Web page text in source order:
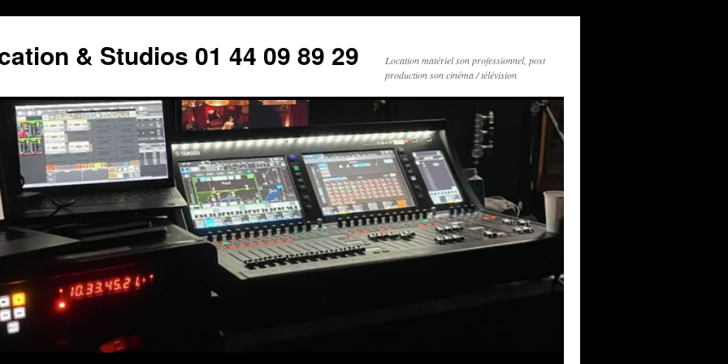
& Studios 01 44 09 89 29
Location matériel son professionnel, post
production son cinéma / télévision